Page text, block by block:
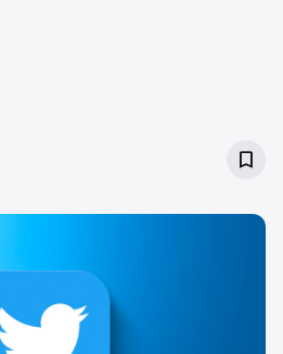
bookmark_border